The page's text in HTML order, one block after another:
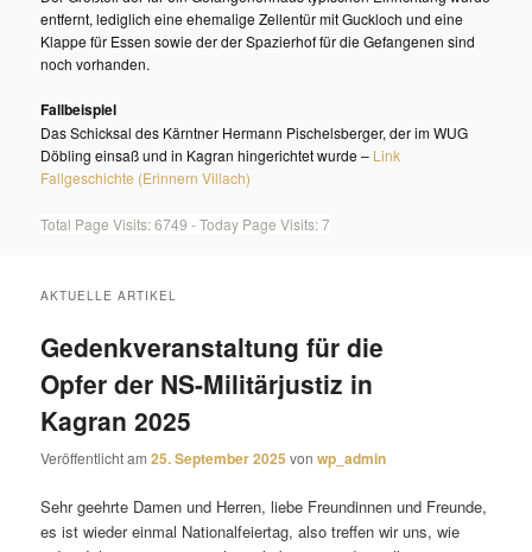
entfernt, lediglich eine ehemalige Zellentür mit Guckloch und eine
Klappe für Essen sowie der der Spazierhof für die Gefangenen sind
noch vorhanden.
Fallbeispiel
Das Schicksal des Kärntner Hermann Pischelsberger, der im WUG
Döbling einsaß und in Kagran hingerichtet wurde – Link
Fallgeschichte (Erinnern Villach)
Total Page Visits: 6749 - Today Page Visits: 7
AKTUELLE ARTIKEL
Gedenkveranstaltung für die
Opfer der NS-Militärjustiz in
Kagran 2025
Veröffentlicht am25. September 2025 vonwp_admin
Sehr geehrte Damen und Herren, liebe Freundinnen und Freunde,
es ist wieder einmal Nationalfeiertag, also treffen wir uns, wie